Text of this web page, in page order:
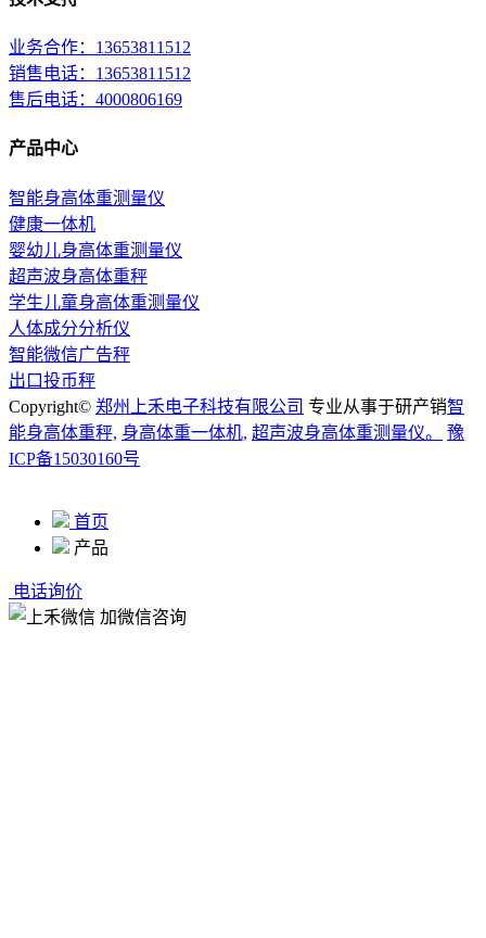
业务合作：13653811512
销售电话：13653811512
售后电话：4000806169
产品中心
智能身高体重测量仪
健康一体机
婴幼儿身高体重测量仪
超声波身高体重秤
学生儿童身高体重测量仪
人体成分分析仪
智能微信广告秤
出口投币秤
Copyright© 郑州上禾电子科技有限公司 专业从事于研产销智
能身高体重秤, 身高体重一体机, 超声波身高体重测量仪。
豫
ICP备15030160号
首页
产品
电话询价
加微信咨询